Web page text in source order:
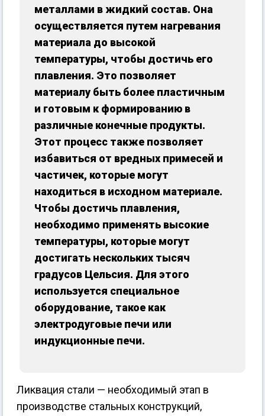
металлами в жидкий состав. Она
осуществляется путем нагревания
материала до высокой
температуры, чтобы достичь его
плавления. Это позволяет
материалу быть более пластичным
и готовым к формированию в
различные конечные продукты.
Этот процесс также позволяет
избавиться от вредных примесей и
частичек, которые могут
находиться в исходном материале.
Чтобы достичь плавления,
необходимо применять высокие
температуры, которые могут
достигать нескольких тысяч
градусов Цельсия. Для этого
используется специальное
оборудование, такое как
электродуговые печи или
индукционные печи.
Ликвация стали — необходимый этап в
производстве стальных конструкций,